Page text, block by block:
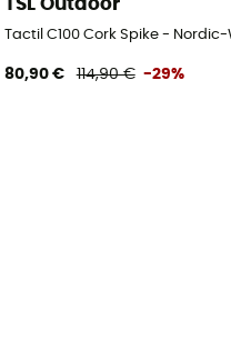
Tactil C100 Cork Spike -
80,90 € 114,90 € -29%